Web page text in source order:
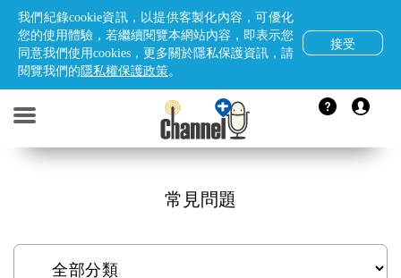
我們紀錄cookie資訊，以提供客製化內容，可優化
您的使用體驗，若繼續閱覽本網站內容，即表示您
同意我們使用cookies，更多關於隱私保護資訊，請
閱覽我們的 隱私權保護政策。
接受
常見問題